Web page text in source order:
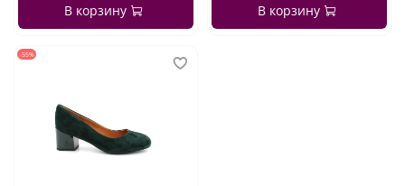
В корзину В корзину
-55%